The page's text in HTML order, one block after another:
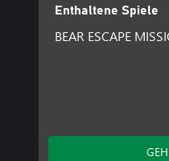
Enthaltene Spiele
BEAR ESCAPE